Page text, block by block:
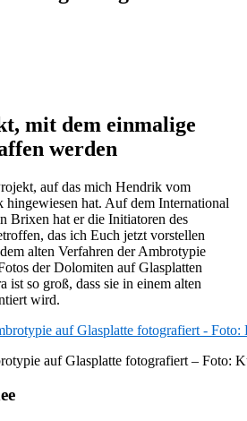
mit dem einmalige
werden
auf das mich Hendrik vom
hat. Auf dem International
Brixen hat er die Initiatoren des
das ich Euch jetzt vorstellen
alten Verfahren der Ambrotypie
der Dolomiten auf Glasplatten
ist so groß, dass sie in einem alten
wird.
auf Glasplatte fotografiert – Foto: